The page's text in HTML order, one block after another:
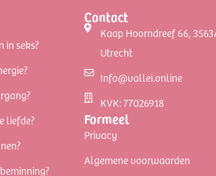
in seks?
liefde?
Contact
Kaap Hoorndreef 66,
Utrecht
Info@vallei.online
KVK: 77026918
Formeel
Privacy
Algemene voorwaarden